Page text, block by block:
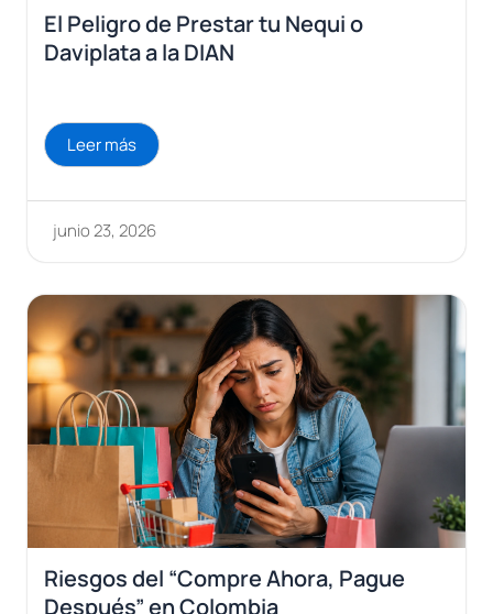
El Peligro de Prestar tu Nequi o
Daviplata a la DIAN
junio 23, 2026
Leer más
Riesgos del “Compre Ahora, Pague
Después” en Colombia